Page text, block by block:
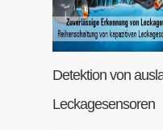
Detektion von
Leckagesensoren